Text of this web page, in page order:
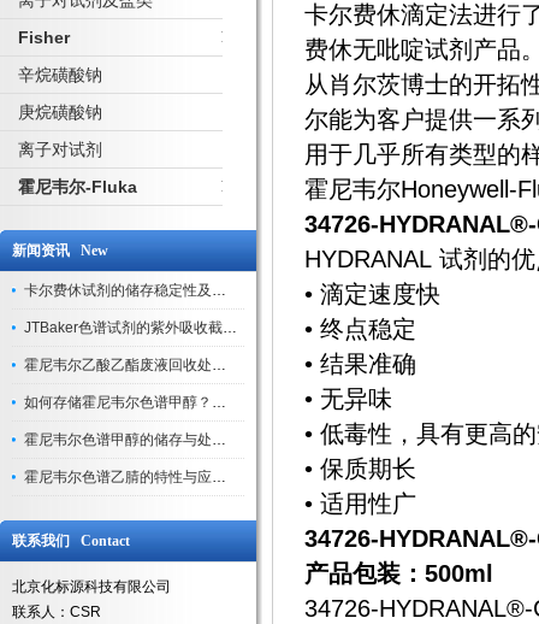
Fisher
辛烷磺酸钠
庚烷磺酸钠
离子对试剂
霍尼韦尔-Fluka
新闻资讯 New
卡尔费休试剂的储存稳定性及开封后有效期验证
JTBaker色谱试剂的紫外吸收截止波长与背景干扰
霍尼韦尔乙酸乙酯废液回收处理方法与环保处置建议
如何存储霍尼韦尔色谱甲醇？避光、密封、远离火源
霍尼韦尔色谱甲醇的储存与处理注意事项
霍尼韦尔色谱乙腈的特性与应用领域解析
联系我们 Contact
北京化标源科技有限公司
联系人：CSR
卡尔费休滴定法进行
费休无吡啶试剂产品
从肖尔茨博士的开拓
尔能为客户提供一系
用于几乎所有类型的
霍尼韦尔Honeywell-
34726-
HYDRANAL 试剂的
• 滴定速度快
• 终点稳定
• 结果准确
• 无异味
• 低毒性，具有更高
• 保质期长
• 适用性广
34726-
产品包装：500ml
34726-